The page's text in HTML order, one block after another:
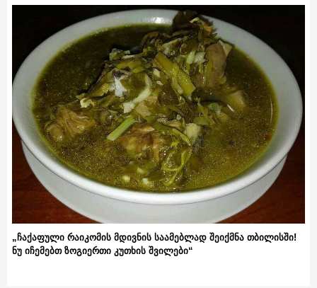
„ჩაქაფული რაიკომის მდივნის საამებლად შეიქმნა თბილისში!
ნუ იჩემებთ ზოგიერთი კუთხის შვილები“